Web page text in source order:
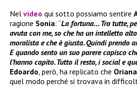
Nel video qui sotto possiamo sentire
ragione Sonia: “La fortuna… Tra tutte,
avuta con me, so che ha un intelletto
moralista e che è giusta. Quindi prendo
E quando sento un suo parere capisco
l’hanno capito. Tutto il resto, i social e
Edoardo, però, ha replicato che Oriana
quel modo perché si trovava in